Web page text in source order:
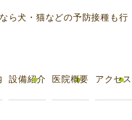
設備紹介 医院概要 アクセス